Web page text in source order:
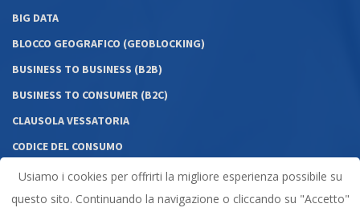
BIG DATA
BLOCCO GEOGRAFICO (GEOBLOCKING)
BUSINESS TO BUSINESS (B2B)
BUSINESS TO CONSUMER (B2C)
CLAUSOLA VESSATORIA
CODICE DEL CONSUMO
COMMERCIO ELETTRONICO DIRETTO
CONSUMATORE
Usiamo i cookies per offrirti la migliore esperienza possibile su
questo sito. Continuando la navigazione o cliccando su "Accetto"